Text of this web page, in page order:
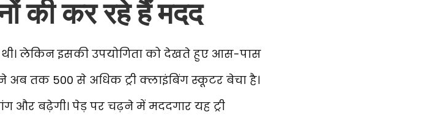
की कर रहे हैं मदद
लेकिन इसकी उपयोगिता को देखते हुए आस-पास
अब तक 500 से अधिक ट्री क्लाइंबिंग स्कूटर बेचा है।
और बढ़ेगी। पेड़ पर चढ़ने में मददगार यह ट्री